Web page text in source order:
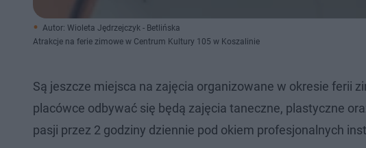
Autor: Wioleta Jędrzejczyk - Betlińska
Atrakcje na ferie zimowe w Centrum Kultury 105 w Koszalinie
Są jeszcze miejsca na zajęcia organizowane w okresie ferii
placówce odbywać się będą zajęcia taneczne, plastyczne
pasji przez 2 godziny dziennie pod okiem profesjonalnych